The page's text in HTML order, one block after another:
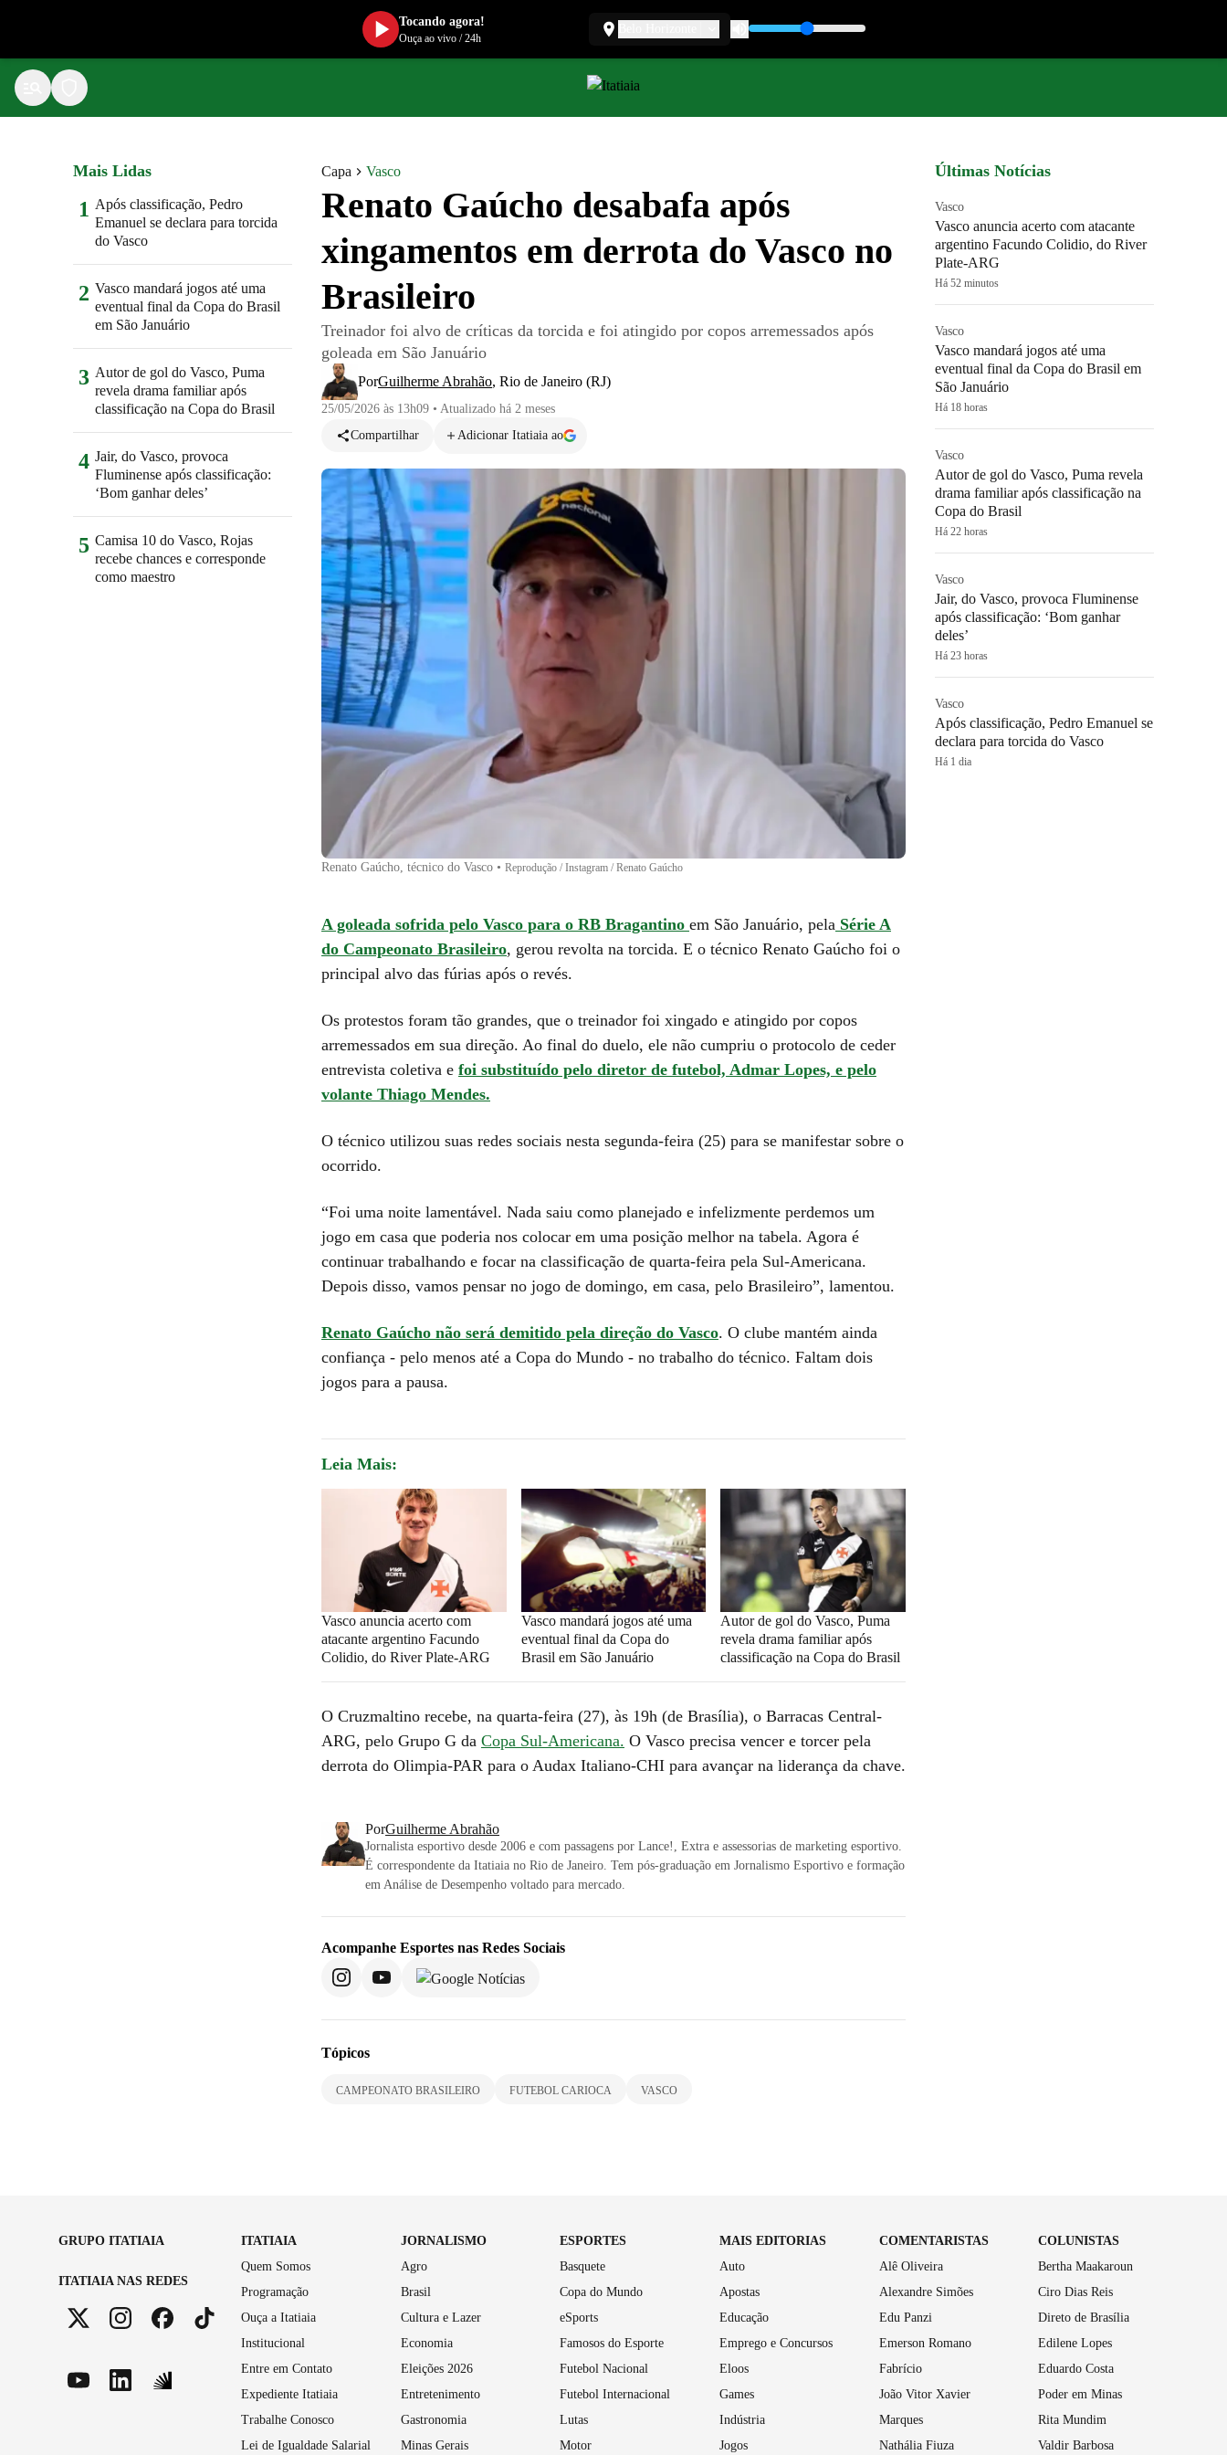
Capa Vasco
Renato Gaúcho desabafa após
xingamentos em derrota do Vasco no
Brasileiro
Treinador foi alvo de críticas da torcida e foi atingido por copos arremessados após
goleada em São Januário
PorGuilherme Abrahão, Rio de Janeiro (RJ)
25/05/2026 às 13h09 • Atualizado há 2 meses
Compartilhar
Adicionar Itatiaia ao
Renato Gaúcho, técnico do Vasco • Reprodução / Instagram / Renato Gaúcho
A goleada sofrida pelo Vasco para o RB Bragantino em São Januário, pela Série A
do Campeonato Brasileiro, gerou revolta na torcida. E o técnico Renato Gaúcho foi o
principal alvo das fúrias após o revés.
Os protestos foram tão grandes, que o treinador foi xingado e atingido por copos
arremessados em sua direção. Ao final do duelo, ele não cumpriu o protocolo de ceder
entrevista coletiva e foi substituído pelo diretor de futebol, Admar Lopes, e pelo
volante Thiago Mendes.
O técnico utilizou suas redes sociais nesta segunda-feira (25) para se manifestar sobre o
ocorrido.
“Foi uma noite lamentável. Nada saiu como planejado e infelizmente perdemos um
jogo em casa que poderia nos colocar em uma posição melhor na tabela. Agora é
continuar trabalhando e focar na classificação de quarta-feira pela Sul-Americana.
Depois disso, vamos pensar no jogo de domingo, em casa, pelo Brasileiro”, lamentou.
Renato Gaúcho não será demitido pela direção do Vasco. O clube mantém ainda
confiança - pelo menos até a Copa do Mundo - no trabalho do técnico. Faltam dois
jogos para a pausa.
Leia Mais:
Vasco anuncia acerto com
atacante argentino Facundo
Colidio, do River Plate-ARG
Vasco mandará jogos até uma
eventual final da Copa do
Brasil em São Januário
Autor de gol do Vasco, Puma
revela drama familiar após
classificação na Copa do Brasil
O Cruzmaltino recebe, na quarta-feira (27), às 19h (de Brasília), o Barracas Central-
ARG, pelo Grupo G da Copa Sul-Americana. O Vasco precisa vencer e torcer pela
derrota do Olimpia-PAR para o Audax Italiano-CHI para avançar na liderança da chave.
PorGuilherme Abrahão
Jornalista esportivo desde 2006 e com passagens por Lance!, Extra e assessorias de marketing esportivo.
É correspondente da Itatiaia no Rio de Janeiro. Tem pós-graduação em Jornalismo Esportivo e formação
em Análise de Desempenho voltado para mercado.
Acompanhe Esportes nas Redes Sociais
Tópicos
CAMPEONATO BRASILEIRO FUTEBOL CARIOCA VASCO
Mais Lidas
1 Após classificação, Pedro
Emanuel se declara para torcida
do Vasco
2 Vasco mandará jogos até uma
eventual final da Copa do Brasil
em São Januário
3 Autor de gol do Vasco, Puma
revela drama familiar após
classificação na Copa do Brasil
4 Jair, do Vasco, provoca
Fluminense após classificação:
‘Bom ganhar deles’
5 Camisa 10 do Vasco, Rojas
recebe chances e corresponde
como maestro
Últimas Notícias
Vasco
Vasco anuncia acerto com atacante
argentino Facundo Colidio, do River
Plate-ARG
Há 52 minutos
Vasco
Vasco mandará jogos até uma
eventual final da Copa do Brasil em
São Januário
Há 18 horas
Vasco
Autor de gol do Vasco, Puma revela
drama familiar após classificação na
Copa do Brasil
Há 22 horas
Vasco
Jair, do Vasco, provoca Fluminense
após classificação: ‘Bom ganhar
deles’
Há 23 horas
Vasco
Após classificação, Pedro Emanuel se
declara para torcida do Vasco
Há 1 dia
GRUPO ITATIAIA
ITATIAIA NAS REDES
ITATIAIA
Quem Somos
Programação
Ouça a Itatiaia
Institucional
Entre em Contato
Expediente Itatiaia
Trabalhe Conosco
Lei de Igualdade Salarial
JORNALISMO
Agro
Brasil
Cultura e Lazer
Economia
Eleições 2026
Entretenimento
Gastronomia
Minas Gerais
ESPORTES
Basquete
Copa do Mundo
eSports
Famosos do Esporte
Futebol Nacional
Futebol Internacional
Lutas
Motor
MAIS EDITORIAS
Auto
Apostas
Educação
Emprego e Concursos
Eloos
Games
Indústria
Jogos
COMENTARISTAS
Alê Oliveira
Alexandre Simões
Edu Panzi
Emerson Romano
Fabrício
João Vitor Xavier
Marques
Nathália Fiuza
COLUNISTAS
Bertha Maakaroun
Ciro Dias Reis
Direto de Brasília
Edilene Lopes
Eduardo Costa
Poder em Minas
Rita Mundim
Valdir Barbosa
Tocando agora!
Ouça ao vivo/24h